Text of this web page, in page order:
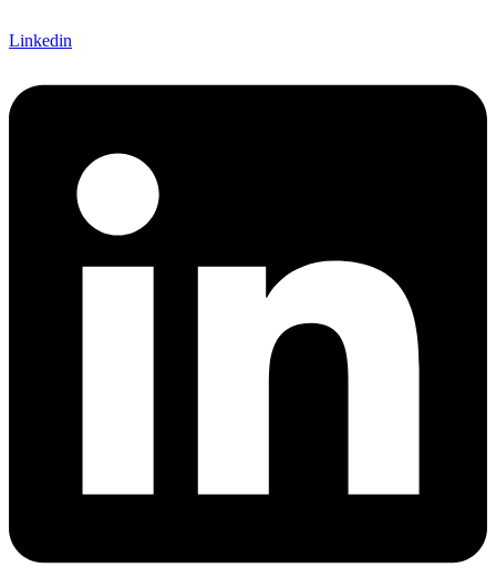
Linkedin